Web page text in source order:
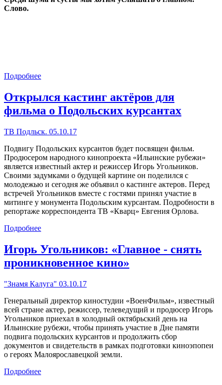
Слово.
Подробнее
Открылся кастинг актёров для
фильма о Подольских курсантах
ТВ Подльск. 05.10.17
Подвигу Подольских курсантов будет посвящен фильм.
Продюсером народного кинопроекта «Ильинские рубежи»
является известный актер и режиссер Игорь Угольников.
Своими задумками о будущей картине он поделился с
молодежью и сегодня же объявил о кастинге актеров. Перед
встречей Угольников вместе с гостями принял участие в
митинге у монумента Подольским курсантам. Подробности в
репортаже корреспондента ТВ «Кварц» Евгения Орлова.
Подробнее
Игорь Угольников: «Главное - снять
проникновенное кино»
"Знамя Калуга" 03.10.17
Генеральный директор киностудии «ВоенФильм», известный
всей стране актер, режиссер, телеведущий и продюсер Игорь
Угольников приехал в холодный октябрьский день на
Ильинские рубежи, чтобы принять участие в Дне памяти
подвига подольских курсантов и продолжить сбор
документов и свидетельств в рамках подготовки киноэпопеи
о героях Малоярославецкой земли.
Подробнее